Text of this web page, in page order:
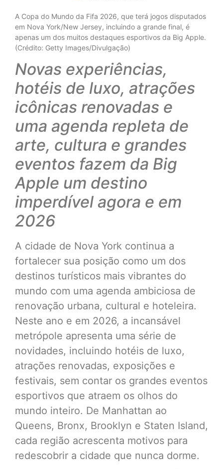
A Copa do Mundo da Fifa 2026, que terá jogos disputados
em Nova York/New Jersey, incluindo a grande final, é
apenas um dos muitos destaques esportivos da Big Apple.
(Crédito: Getty Images/Divulgação)
Novas experiências,
hotéis de luxo, atrações
icônicas renovadas e
uma agenda repleta de
arte, cultura e grandes
eventos fazem da Big
Apple um destino
imperdível agora e em
2026
A cidade de Nova York continua a
fortalecer sua posição como um dos
destinos turísticos mais vibrantes do
mundo com uma agenda ambiciosa de
renovação urbana, cultural e hoteleira.
Neste ano e em 2026, a incansável
metrópole apresenta uma série de
novidades, incluindo hotéis de luxo,
atrações renovadas, exposições e
festivais, sem contar os grandes eventos
esportivos que atraem os olhos do
mundo inteiro. De Manhattan ao
Queens, Bronx, Brooklyn e Staten Island,
cada região acrescenta motivos para
redescobrir a cidade que nunca dorme.